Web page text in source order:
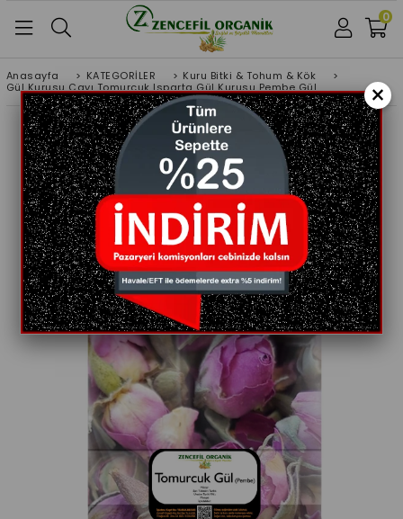
0
Anasayfa > KATEGORİLER > Kuru Bitki & Tohum & Kök
>
Gül Kurusu Çayı Tomurcuk Isparta Gül Kurusu Pembe Gül
×